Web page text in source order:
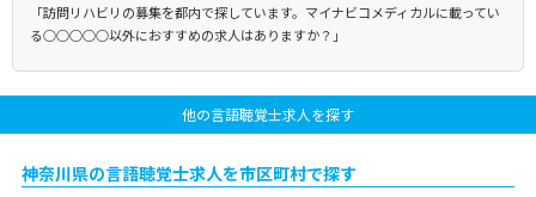
「訪問リハビリの募集を都内で探しています。マイナビコメディカルに載ってい
る○○○○○以外におすすめの求人はありますか？」
他の言語聴覚士求人を探す
神奈川県の言語聴覚士求人を市区町村で探す